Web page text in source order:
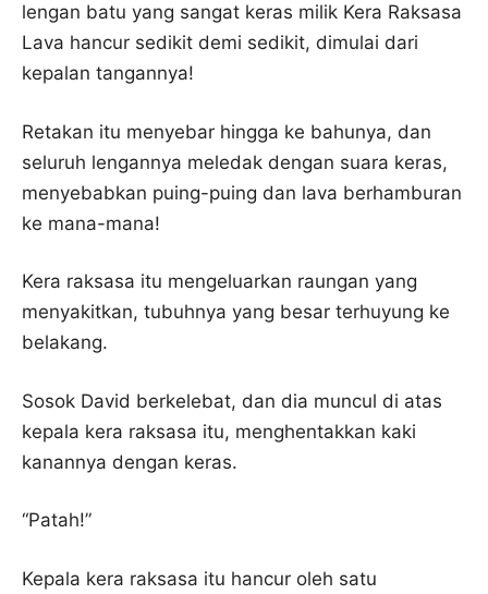
lengan batu yang sangat keras milik Kera Raksasa
Lava hancur sedikit demi sedikit, dimulai dari
kepalan tangannya!
Retakan itu menyebar hingga ke bahunya, dan
seluruh lengannya meledak dengan suara keras,
menyebabkan puing-puing dan lava berhamburan
ke mana-mana!
Kera raksasa itu mengeluarkan raungan yang
menyakitkan, tubuhnya yang besar terhuyung ke
belakang.
Sosok David berkelebat, dan dia muncul di atas
kepala kera raksasa itu, menghentakkan kaki
kanannya dengan keras.
“Patah!”
Kepala kera raksasa itu hancur oleh satu